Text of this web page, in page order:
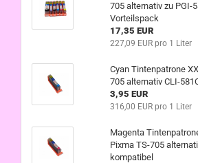
705 alternativ zu PGI-
Vorteilspack
17,35 EUR
227,09 EUR pro 1 Liter
Cyan Tintenpatrone
705 alternativ CLI-
3,95 EUR
316,00 EUR pro 1 Liter
Magenta
Pixma TS-705
kompatibel